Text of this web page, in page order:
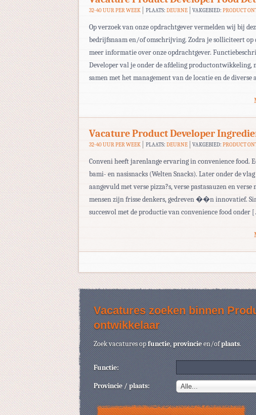
32-40 UUR PER WEEK PLAATS: DEURNE VAKGEBIED:PRODUCT
Op verzoek van onze opdrachtgever vermelden wij bij
bedrijfsnaam en/of omschrijving. Zodra je solliciteert op
meer informatie over onze opdrachtgever.
Developer val je onder de afdeling productontwikkeling,
samen met het management van de locatie en de diverse
Vacature Product Developer
32-40 UUR PER WEEK PLAATS: DEURNE VAKGEBIED:PRODUCT
Conveni heeft jarenlange ervaring in convenience food.
bami- en nasisnacks (Welten Snacks). Later onder de
aangevuld met verse pizza?s, verse pastasauzen en
mensen zijn frisse denkers, gedreven ��n innovatief.
succesvol met de productie van convenience food onder
Vacatures zoeken binnen
ontwikkelaar
Zoek vacatures opfunctie,provincieen/ofplaats.
Functie:
Provincie / plaats: Alle...